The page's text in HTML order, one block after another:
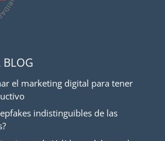
BLOG
el marketing digital para tener
indistinguibles de las